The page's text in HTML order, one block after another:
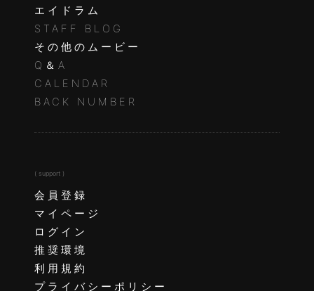
エイドラム
STAFF BLOG
その他のムービー
Q＆A
CALENDAR
BACK NUMBER
( support )
会員登録
マイページ
ログイン
推奨環境
利用規約
プライバシーポリシー